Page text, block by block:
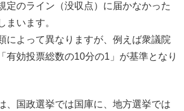
定のライン（没収点）に届かなかった
まいます。
によって異なりますが、例えば衆議院
有効投票総数の10分の1」が基準となり
、国政選挙では国庫に、地方選挙では